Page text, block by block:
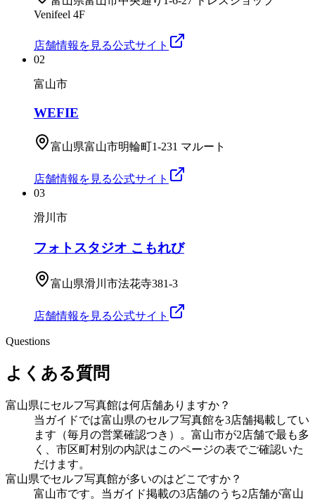
Venifeel 4F
店舗情報を見る公式サイト
02
富山市
WEFIE
富山県富山市明輪町1-231 マルート
店舗情報を見る公式サイト
03
滑川市
フォトスタジオ こもれび
富山県滑川市法花寺381‐3
店舗情報を見る公式サイト
Questions
よくある質問
富山県にセルフ写真館は何店舗ありますか？
当ガイドでは富山県のセルフ写真館を3店舗掲載してい
ます（毎月の営業確認つき）。富山市が2店舗で最も多
く、市区町村別の内訳はこのページの表でご確認いた
だけます。
富山県でセルフ写真館が多いのはどこですか？
富山市です。当ガイド掲載の3店舗のうち2店舗が富山